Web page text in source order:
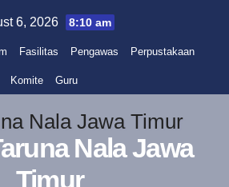
6, 2026 8:10 am
Fasilitas Pengawas Perpustakaan
Komite Guru
Nala Jawa
Timur